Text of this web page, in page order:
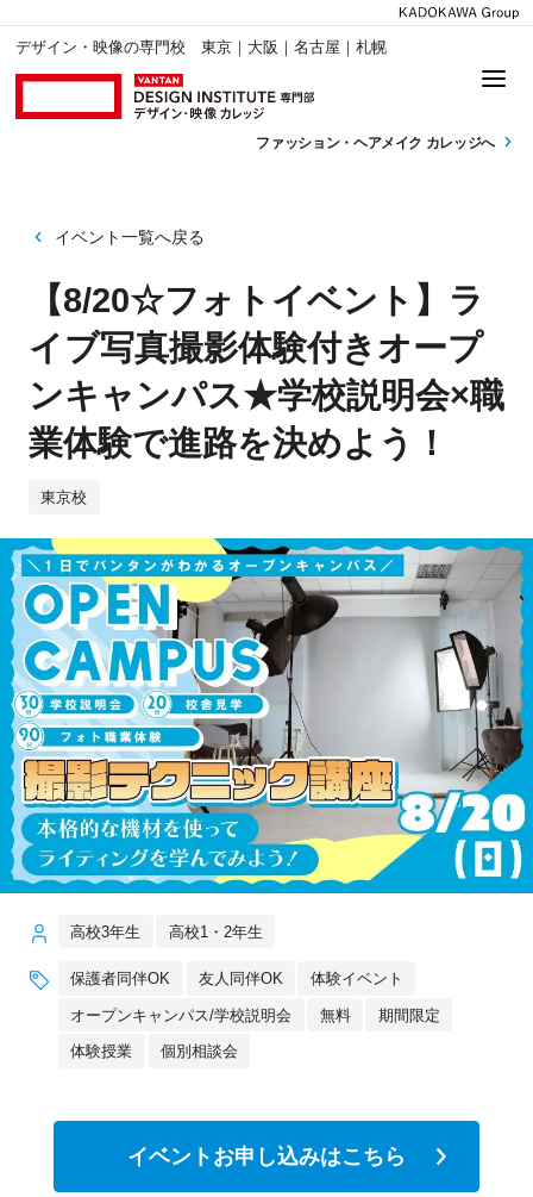
デザイン・映像の専門校 東京｜大阪｜名古屋｜札幌
ファッション・ ヘアメイク カレッジへ
イベント一覧へ戻る
【8/20☆フォトイベント】ラ
イブ写真撮影体験付きオープ
ンキャンパス★学校説明会×職
業体験で進路を決めよう！
東京校
高校3年生 高校1・2年生
保護者同伴OK 友人同伴OK 体験イベント
オープンキャンパス/学校説明会 無料 期間限定
体験授業 個別相談会
イベントお申し込みはこちら